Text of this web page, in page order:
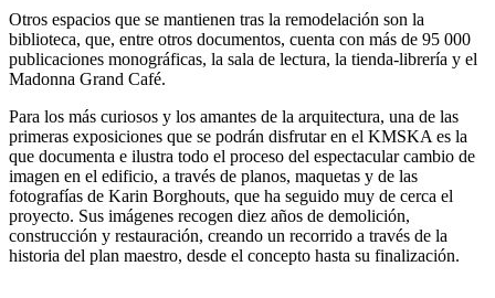
Otros espacios que se mantienen tras la remodelación son la
biblioteca, que, entre otros documentos, cuenta con más de 95 000
publicaciones monográficas, la sala de lectura, la tienda-librería y el
Madonna Grand Café.
Para los más curiosos y los amantes de la arquitectura, una de las
primeras exposiciones que se podrán disfrutar en el KMSKA es la
que documenta e ilustra todo el proceso del espectacular cambio de
imagen en el edificio, a través de planos, maquetas y de las
fotografías de Karin Borghouts, que ha seguido muy de cerca el
proyecto. Sus imágenes recogen diez años de demolición,
construcción y restauración, creando un recorrido a través de la
historia del plan maestro, desde el concepto hasta su finalización.